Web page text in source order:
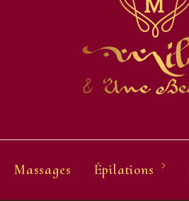
Massages Épilations